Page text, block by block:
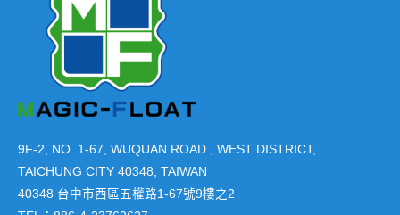
9F-2, NO. 1-67, WUQUAN ROAD., WEST DISTRICT,
TAICHUNG CITY 40348, TAIWAN
40348 台中市西區五權路1-67號9樓之2